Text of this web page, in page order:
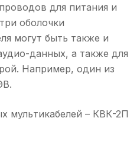
для питания и
оболочки
могут быть также и
данных, а также для
Например, один из
мультикабелей – КВК-2П